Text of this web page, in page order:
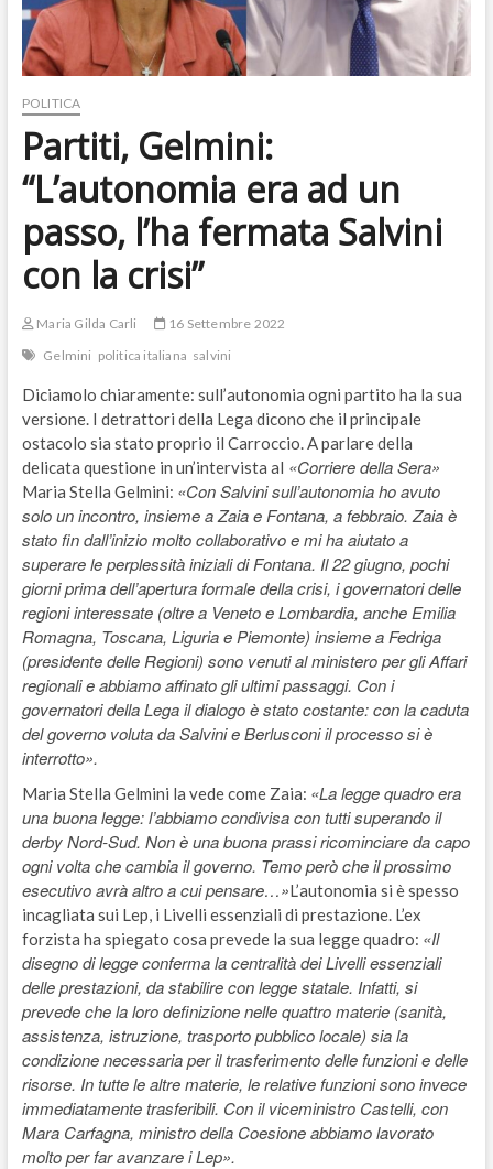
POLITICA
Partiti, Gelmini:
“L’autonomia era ad un
passo, l’ha fermata Salvini
con la crisi”
Maria Gilda Carli
16 Settembre 2022
Gelmini politica italiana salvini
Diciamolo chiaramente: sull’autonomia ogni partito ha la sua
versione. I detrattori della Lega dicono che il principale
ostacolo sia stato proprio il Carroccio. A parlare della
delicata questione in un’intervista al «Corriere della Sera»
Maria Stella Gelmini: «Con Salvini sull’autonomia ho avuto
solo un incontro, insieme a Zaia e Fontana, a febbraio. Zaia è
stato fin dall’inizio molto collaborativo e mi ha aiutato a
superare le perplessità iniziali di Fontana. Il 22 giugno, pochi
giorni prima dell’apertura formale della crisi, i governatori delle
regioni interessate (oltre a Veneto e Lombardia, anche Emilia
Romagna, Toscana, Liguria e Piemonte) insieme a Fedriga
(presidente delle Regioni) sono venuti al ministero per gli Affari
regionali e abbiamo affinato gli ultimi passaggi. Con i
governatori della Lega il dialogo è stato costante: con la caduta
del governo voluta da Salvini e Berlusconi il processo si è
interrotto».
Maria Stella Gelmini la vede come Zaia: «La legge quadro era
una buona legge: l’abbiamo condivisa con tutti superando il
derby Nord-Sud. Non è una buona prassi ricominciare da capo
ogni volta che cambia il governo. Temo però che il prossimo
esecutivo avrà altro a cui pensare…»L’autonomia si è spesso
incagliata sui Lep, i Livelli essenziali di prestazione. L’ex
forzista ha spiegato cosa prevede la sua legge quadro: «Il
disegno di legge conferma la centralità dei Livelli essenziali
delle prestazioni, da stabilire con legge statale. Infatti, si
prevede che la loro definizione nelle quattro materie (sanità,
assistenza, istruzione, trasporto pubblico locale) sia la
condizione necessaria per il trasferimento delle funzioni e delle
risorse. In tutte le altre materie, le relative funzioni sono invece
immediatamente trasferibili. Con il viceministro Castelli, con
Mara Carfagna, ministro della Coesione abbiamo lavorato
molto per far avanzare i Lep».